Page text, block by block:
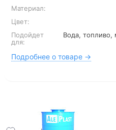
Материал:
Цвет:
Подойдет
для:
Вода, топливо,
Подробнее о товаре →